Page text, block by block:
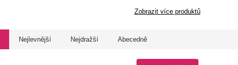
Zobrazit více produktů
Nejlevnější Nejdražší Abecedně